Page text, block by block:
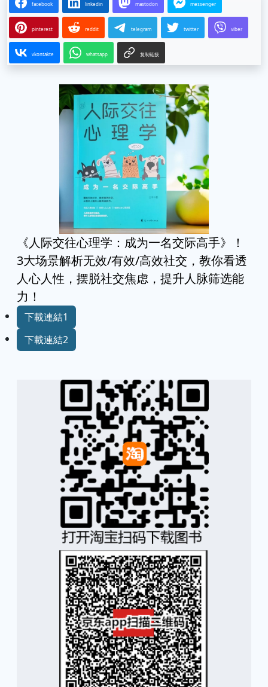
facebook linkedin mastodon messenger
pinterest reddit telegram twitter viber
vkontakte whatsapp 复制链接
《人际交往心理学：成为一名交际高手》！
3大场景解析无效/有效/高效社交，教你看透
人心人性，摆脱社交焦虑，提升人脉筛选能
力！
下載連結1
下載連結2